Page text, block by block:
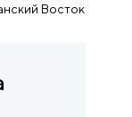
Восток